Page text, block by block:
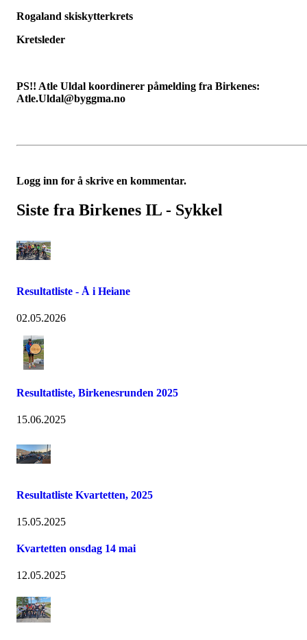
Rogaland skiskytterkrets
Kretsleder
PS!! Atle Uldal koordinerer påmelding fra Birkenes:
Atle.Uldal@byggma.no
Logg inn for å skrive en kommentar.
Siste fra Birkenes IL - Sykkel
Resultatliste - Å i Heiane
02.05.2026
Resultatliste, Birkenesrunden 2025
15.06.2025
Resultatliste Kvartetten, 2025
15.05.2025
Kvartetten onsdag 14 mai
12.05.2025